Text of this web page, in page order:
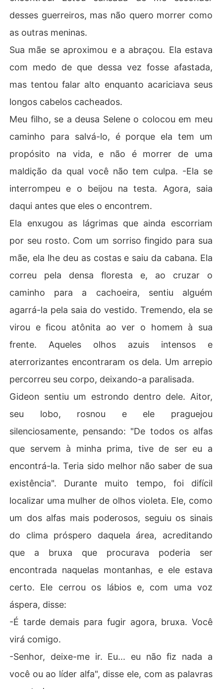
desses guerreiros, mas não quero morrer como
as outras meninas.
Sua mãe se aproximou e a abraçou. Ela estava
com medo de que dessa vez fosse afastada,
mas tentou falar alto enquanto acariciava seus
longos cabelos cacheados.
Meu filho, se a deusa Selene o colocou em meu
caminho para salvá-lo, é porque ela tem um
propósito na vida, e não é morrer de uma
maldição da qual você não tem culpa. -Ela se
interrompeu e o beijou na testa. Agora, saia
daqui antes que eles o encontrem.
Ela enxugou as lágrimas que ainda escorriam
por seu rosto. Com um sorriso fingido para sua
mãe, ela lhe deu as costas e saiu da cabana. Ela
correu pela densa floresta e, ao cruzar o
caminho para a cachoeira, sentiu alguém
agarrá-la pela saia do vestido. Tremendo, ela se
virou e ficou atônita ao ver o homem à sua
frente. Aqueles olhos azuis intensos e
aterrorizantes encontraram os dela. Um arrepio
percorreu seu corpo, deixando-a paralisada.
Gideon sentiu um estrondo dentro dele. Aitor,
seu lobo, rosnou e ele praguejou
silenciosamente, pensando: "De todos os alfas
que servem à minha prima, tive de ser eu a
encontrá-la. Teria sido melhor não saber de sua
existência". Durante muito tempo, foi difícil
localizar uma mulher de olhos violeta. Ele, como
um dos alfas mais poderosos, seguiu os sinais
do clima próspero daquela área, acreditando
que a bruxa que procurava poderia ser
encontrada naquelas montanhas, e ele estava
certo. Ele cerrou os lábios e, com uma voz
áspera, disse:
-É tarde demais para fugir agora, bruxa. Você
virá comigo.
-Senhor, deixe-me ir. Eu... eu não fiz nada a
você ou ao líder alfa", disse ele, com as palavras